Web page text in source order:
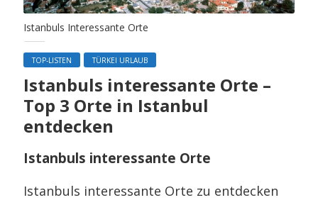
Istanbuls Interessante Orte
TOP-LISTEN TÜRKEI URLAUB
Istanbuls interessante Orte –
Top 3 Orte in Istanbul
entdecken
Istanbuls interessante Orte
Istanbuls interessante Orte zu entdecken